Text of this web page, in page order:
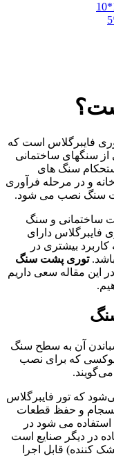
فایبرگلاس است که
از سنگهای ساختمانی
سنگ های
و در مرحله فرآوری
سنگ نصب می شود.
ساختمانی و سنگ
فایبرگلاس دارای
بیشتری در
توری پشت سنگ
این مقاله سعی داریم
آن به سطح سنگ
که برای نصب
می‌گویند.
که تور فایبرگلاس
و حفظ قطعات
می شود در
در دیگر صنایع است
کننده) قابل اجرا